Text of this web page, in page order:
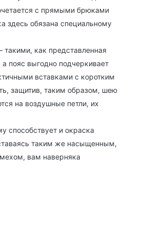
с прямыми брюками
здесь обязана специальному
как представленная
пояс выгодно подчеркивает
вставками с коротким
защитив, таким образом, шею
на воздушные петли, их
способствует и окраска
таким же насыщенным,
вам наверняка